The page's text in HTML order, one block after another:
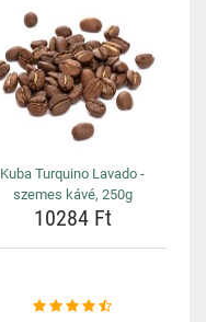
Kuba Turquino Lavado -
szemes kávé, 250g
10284 Ft